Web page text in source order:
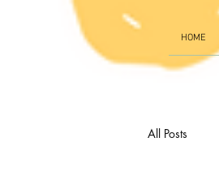
HOME
All Posts